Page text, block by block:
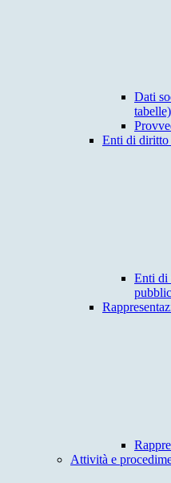
Dati
tabelle)
Enti di diritto
Enti di
Attività e